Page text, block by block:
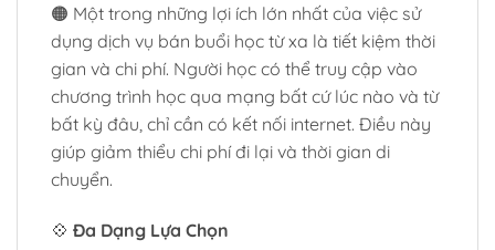
🟠 Một trong những lợi ích lớn nhất của việc sử
dụng dịch vụ bán buổi học từ xa là tiết kiệm thời
gian và chi phí. Người học có thể truy cập vào
chương trình học qua mạng bất cứ lúc nào và từ
bất kỳ đâu, chỉ cần có kết nối internet. Điều này
giúp giảm thiểu chi phí đi lại và thời gian di
chuyển.
💠 Đa Dạng Lựa Chọn